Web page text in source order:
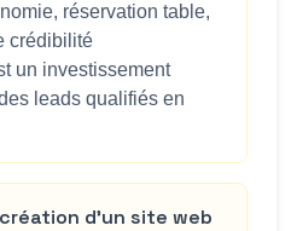
réservation table,
crédibilité
un investissement
leads qualifiés en
d'un site web